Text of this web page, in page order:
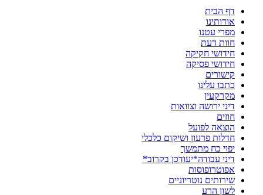
דף הבית
אודותינו
מפרי עטנו
חוות דעת
חידושי חקיקה
חידושי פסיקה
קישורים
כתבו עלינו
מקרקעין
דיני ירושה וצוואות
חוזים
הוצאה לפועל
חדלות פרעון ושיקום כלכלי
יפוי כח מתמשך
דיני עבודה*יעודכן בקרוב*
אפוטרופוסות
שירותים נוטריוניים
לשון הרע